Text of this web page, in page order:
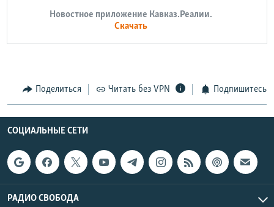
Новостное приложение Кавказ.Реалии.
Скачать
Поделиться Читать без VPN Подпишитесь
СОЦИАЛЬНЫЕ СЕТИ
РАДИО СВОБОДА